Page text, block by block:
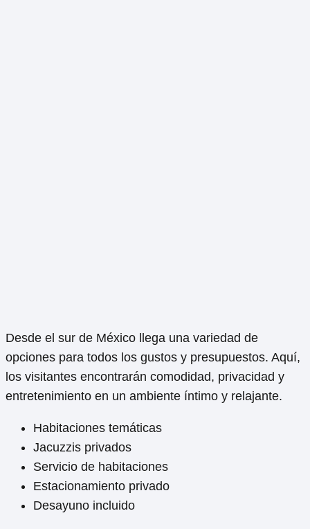
Desde el sur de México llega una variedad de
opciones para todos los gustos y presupuestos. Aquí,
los visitantes encontrarán comodidad, privacidad y
entretenimiento en un ambiente íntimo y relajante.
Habitaciones temáticas
Jacuzzis privados
Servicio de habitaciones
Estacionamiento privado
Desayuno incluido